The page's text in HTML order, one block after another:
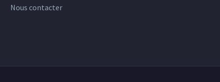
Nous contacter